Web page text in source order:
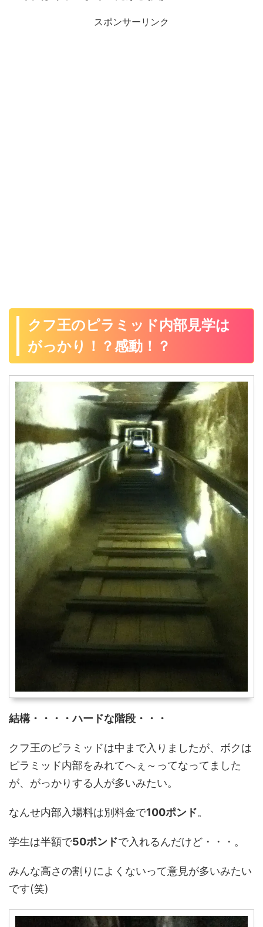
スポンサーリンク
クフ王のピラミッド内部見学は
がっかり！？感動！？
結構・・・・ハードな階段・・・
クフ王のピラミッドは中まで入りましたが、ボクは
ピラミッド内部をみれてへぇ～ってなってました
が、がっかりする人が多いみたい。
なんせ内部入場料は別料金で100ポンド。
学生は半額で50ポンドで入れるんだけど・・・。
みんな高さの割りによくないって意見が多いみたい
です(笑)